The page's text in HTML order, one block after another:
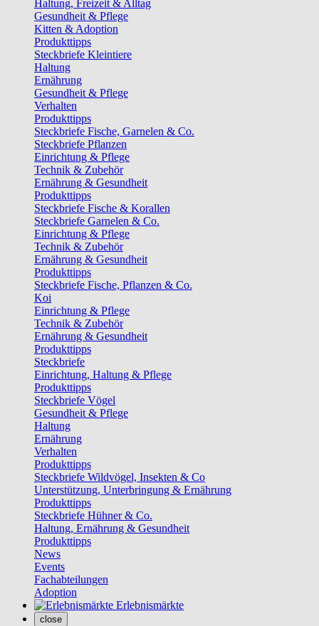
Haltung, Freizeit & Alltag
Gesundheit & Pflege
Kitten & Adoption
Produkttipps
Steckbriefe Kleintiere
Haltung
Ernährung
Gesundheit & Pflege
Verhalten
Produkttipps
Steckbriefe Fische, Garnelen & Co.
Steckbriefe Pflanzen
Einrichtung & Pflege
Technik & Zubehör
Ernährung & Gesundheit
Produkttipps
Steckbriefe Fische & Korallen
Steckbriefe Garnelen & Co.
Einrichtung & Pflege
Technik & Zubehör
Ernährung & Gesundheit
Produkttipps
Steckbriefe Fische, Pflanzen & Co.
Koi
Einrichtung & Pflege
Technik & Zubehör
Ernährung & Gesundheit
Produkttipps
Steckbriefe
Einrichtung, Haltung & Pflege
Produkttipps
Steckbriefe Vögel
Gesundheit & Pflege
Haltung
Ernährung
Verhalten
Produkttipps
Steckbriefe Wildvögel, Insekten & Co
Unterstützung, Unterbringung & Ernährung
Produkttipps
Steckbriefe Hühner & Co.
Haltung, Ernährung & Gesundheit
Produkttipps
News
Events
Fachabteilungen
Adoption
Erlebnismärkte
close